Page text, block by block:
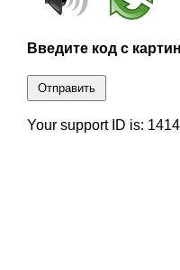
Введите код с
Отправить
Your support ID is: